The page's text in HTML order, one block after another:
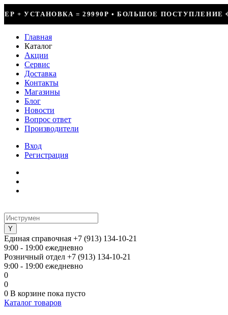
ПОСТУПЛЕНИЕ ФРЕОНА • СКИДКИ ДО 50% НА
Главная
Каталог
Акции
Сервис
Доставка
Контакты
Магазины
Блог
Новости
Вопрос ответ
Производители
Вход
Регистрация
Единая справочная +7 (913) 134-10-21
9:00 - 19:00 ежедневно
Розничный отдел +7 (913) 134-10-21
9:00 - 19:00 ежедневно
0
0
0 В корзине пока пусто
Каталог товаров